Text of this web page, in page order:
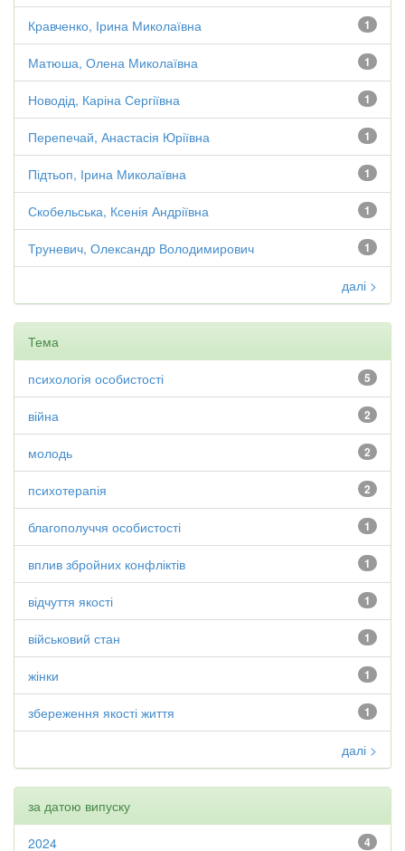
1
Кравченко, Ірина Миколаївна
1
Матюша, Олена Миколаївна
1
Новодід, Каріна Сергіївна
1
Перепечай, Анастасія Юріївна
1
Підтьоп, Ірина Миколаївна
1
Скобельська, Ксенія Андріївна
1
Труневич, Олександр Володимирович
далі >
Тема
5
психологія особистості
2
війна
2
молодь
2
психотерапія
1
благополуччя особистості
1
вплив збройних конфліктів
1
відчуття якості
1
військовий стан
1
жінки
1
збереження якості життя
далі >
за датою випуску
4
2024